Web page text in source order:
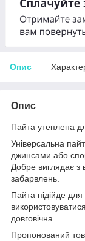
Опис
Опис
Пайта утеплена
Універсальна
джинсами або
Добре виглядає з
забарвлень.
Пайта підійде
довговічна.
Пропонований